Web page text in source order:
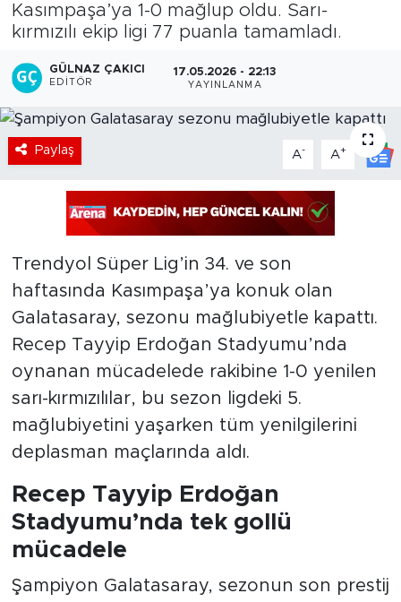
Kasımpaşa’ya 1-0 mağlup oldu. Sarı-
kırmızılı ekip ligi 77 puanla tamamladı.
GÜLNAZ ÇAKICI
EDITÖR
17.05.2026 - 22:13
YAYINLANMA
Paylaş A- A+
Trendyol Süper Lig’in 34. ve son
haftasında Kasımpaşa’ya konuk olan
Galatasaray, sezonu mağlubiyetle kapattı.
Recep Tayyip Erdoğan Stadyumu’nda
oynanan mücadelede rakibine 1-0 yenilen
sarı-kırmızılılar, bu sezon ligdeki 5.
mağlubiyetini yaşarken tüm yenilgilerini
deplasman maçlarında aldı.
Recep Tayyip Erdoğan
Stadyumu’nda tek gollü
mücadele
Şampiyon Galatasaray, sezonun son prestij
Haber Arşivi